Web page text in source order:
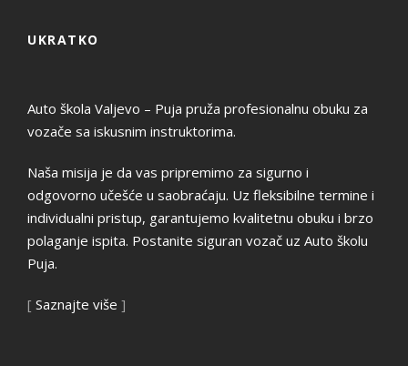
UKRATKO
Auto škola Valjevo – Puja pruža profesionalnu obuku za
vozače sa iskusnim instruktorima.
Naša misija je da vas pripremimo za sigurno i
odgovorno učešće u saobraćaju. Uz fleksibilne termine i
individualni pristup, garantujemo kvalitetnu obuku i brzo
polaganje ispita. Postanite siguran vozač uz Auto školu
Puja.
[ Saznajte više ]